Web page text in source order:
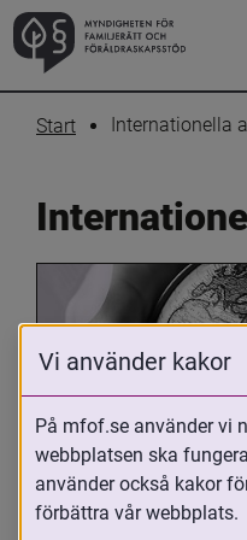
Start Internationella
Oavsett om du är
adoptivförälder
Vi använder kakor
På mfof.se använder vi
webbplatsen ska
använder också kakor
förbättra vår webbplats.